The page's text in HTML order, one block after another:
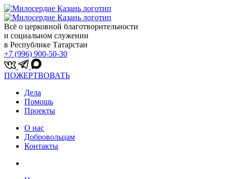
Всё о церковной благотворительности
и социальном служении
в Республике Татарстан
+7 (996) 900-50-30
ПОЖЕРТВОВАТЬ
Дела
Помощь
Проекты
О нас
Добровольцам
Контакты